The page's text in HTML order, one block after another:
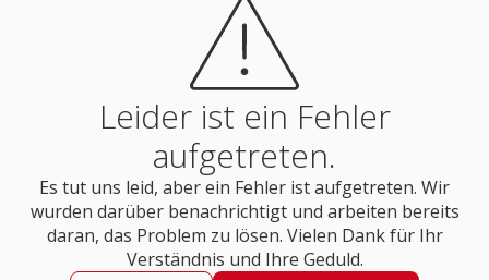
Leider ist ein Fehler
aufgetreten.
Es tut uns leid, aber ein Fehler ist aufgetreten. Wir
wurden darüber benachrichtigt und arbeiten bereits
daran, das Problem zu lösen. Vielen Dank für Ihr
Verständnis und Ihre Geduld.